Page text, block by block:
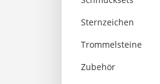
Sternzeichen
Trommelsteine
Zubehör